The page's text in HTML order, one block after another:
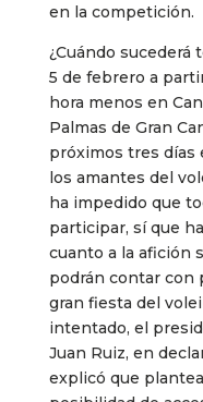
en la competición.
¿Cuándo sucederá
5 de febrero a
hora menos en
Palmas de Gran
próximos tres días
los amantes del
ha impedido que
participar, sí que
cuanto a la afición
podrán contar con
gran fiesta del
intentado, el
Juan Ruiz, en
explicó que